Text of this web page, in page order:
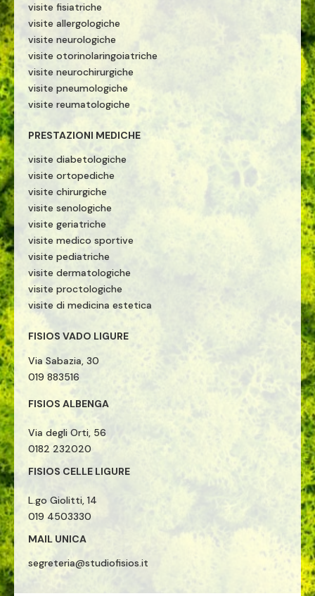
visite fisiatriche
visite allergologiche
visite neurologiche
visite otorinolaringoiatriche
visite neurochirurgiche
visite pneumologiche
visite reumatologiche
PRESTAZIONI MEDICHE
visite diabetologiche
visite ortopediche
visite chirurgiche
visite senologiche
visite geriatriche
visite medico sportive
visite pediatriche
visite dermatologiche
visite proctologiche
visite di medicina estetica
FISIOS VADO LIGURE
Via Sabazia, 30
019 883516
FISIOS ALBENGA
Via degli Orti, 56
0182 232020
FISIOS CELLE LIGURE
L.go Giolitti, 14
019 4503330
MAIL UNICA
segreteria@studiofisios.it